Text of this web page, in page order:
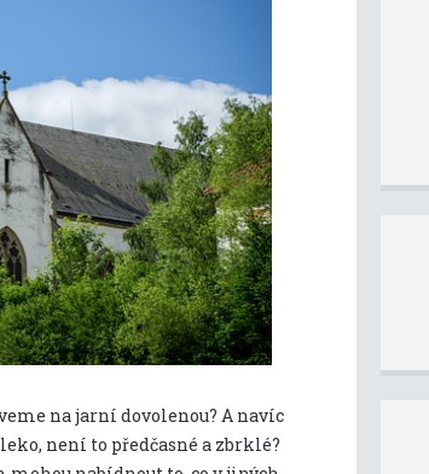
na jarní dovolenou? A navíc
není to předčasné a zbrklé?